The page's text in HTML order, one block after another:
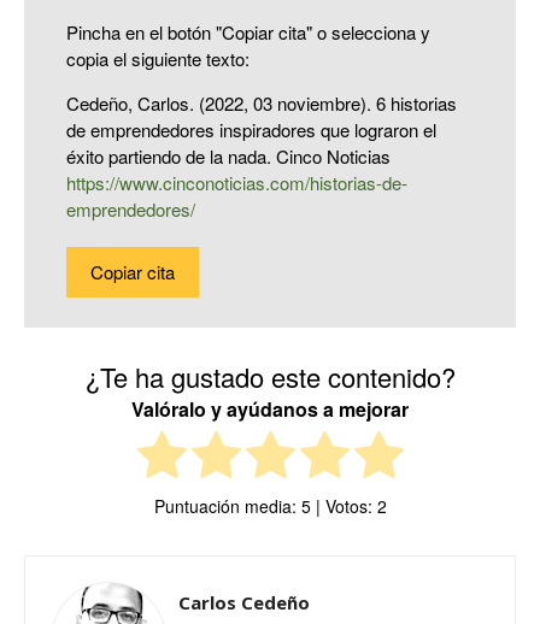
Pincha en el botón "Copiar cita" o selecciona y
copia el siguiente texto:
Cedeño, Carlos. (2022, 03 noviembre). 6 historias
de emprendedores inspiradores que lograron el
éxito partiendo de la nada. Cinco Noticias
https://www.cinconoticias.com/historias-de-
emprendedores/
Copiar cita
¿Te ha gustado este contenido?
Valóralo y ayúdanos a mejorar
Puntuación media: 5| Votos: 2
Carlos Cedeño